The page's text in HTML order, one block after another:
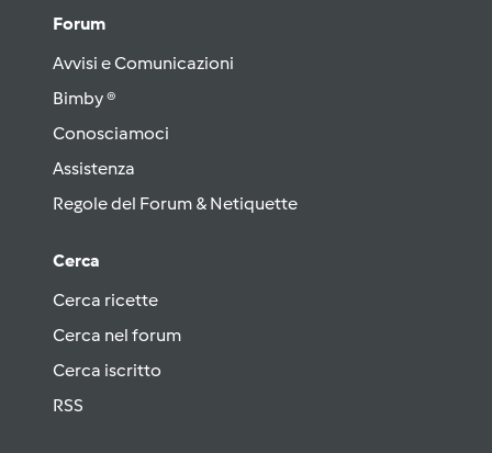
Forum
Avvisi e Comunicazioni
Bimby ®
Conosciamoci
Assistenza
Regole del Forum & Netiquette
Cerca
Cerca ricette
Cerca nel forum
Cerca iscritto
RSS